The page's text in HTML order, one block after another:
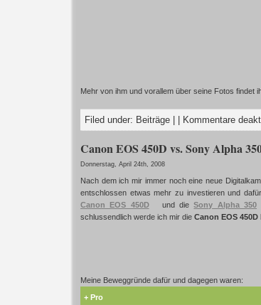
Mehr von ihm und vorallem über seine Fotos findet
Filed under: Beiträge Kommentare
Canon EOS 450D vs. Sony Alpha
Donnerstag, April 24th, 2008
Nach dem ich mir immer noch eine neue
entschlossen etwas mehr zu investieren und
Canon EOS 450D
und dieSony Alpha 350
schlussendlich werde ich mir die Canon EOS 450D
Meine Beweggründe dafür und dagegen waren:
+ Pro